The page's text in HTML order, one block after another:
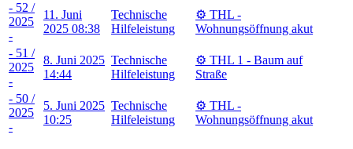
- 52 /
2025
-
11. Juni
2025 08:38
Technische
Hilfeleistung
⚙️ THL -
Wohnungsöffnung akut
- 51 /
2025
-
8. Juni 2025
14:44
Technische
Hilfeleistung
⚙️ THL 1 - Baum auf
Straße
- 50 /
2025
-
5. Juni 2025
10:25
Technische
Hilfeleistung
⚙️ THL -
Wohnungsöffnung akut